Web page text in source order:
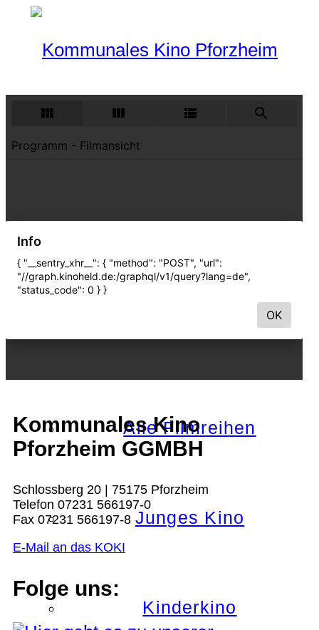
Programm
Nächster Monat
Alle Filmreihen
Junges Kino
Kinderkino
Kommunales Kino
Pforzheim GGMBH
Schlossberg 20 | 75175 Pforzheim
Telefon 07231 566197-0
Fax 07231 566197-8
E-Mail an das KOKI
Folge uns: